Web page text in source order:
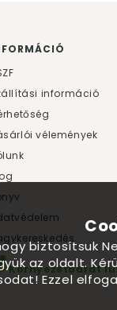
információ
vélemények
Környezetbarát
biztosítsuk
az oldalt.
Ezzel